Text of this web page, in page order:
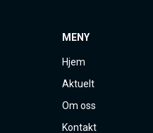
MENY
Hjem
Aktuelt
Om oss
Kontakt